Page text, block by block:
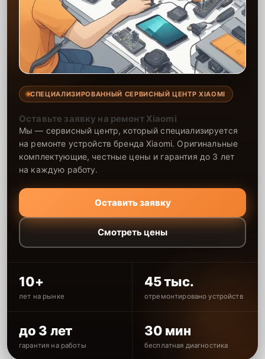
СПЕЦИАЛИЗИРОВАННЫЙ СЕРВИСНЫЙ ЦЕНТР XIAOMI
Оставьте заявку на ремонт Xiaomi
Мы — сервисный центр, который специализируется
на ремонте устройств бренда Xiaomi. Оригинальные
комплектующие, честные цены и гарантия до 3 лет
на каждую работу.
Оставить заявку
Смотреть цены
10+
лет на рынке
45 тыс.
отремонтировано устройств
до 3 лет
гарантия на работы
30 мин
бесплатная диагностика